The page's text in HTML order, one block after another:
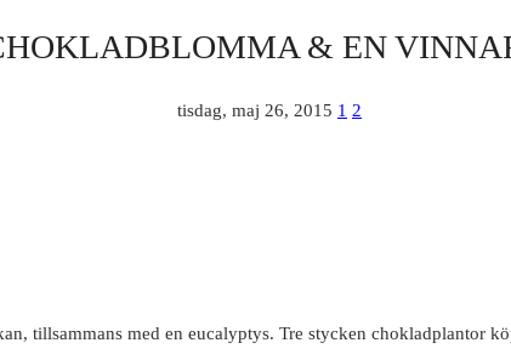
& EN
tisdag, maj 26, 2015 1 2
tillsammans med en eucalyptys. Tre stycken chokladplantor